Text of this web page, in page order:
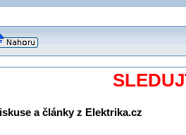
a články z Elektrika.cz